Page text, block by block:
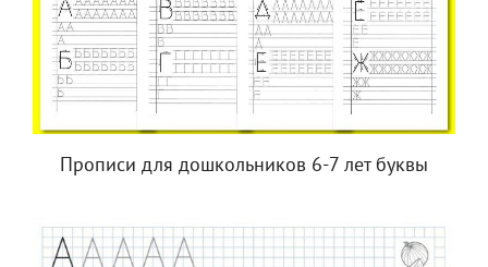
Прописи для дошкольников 6-7 лет буквы